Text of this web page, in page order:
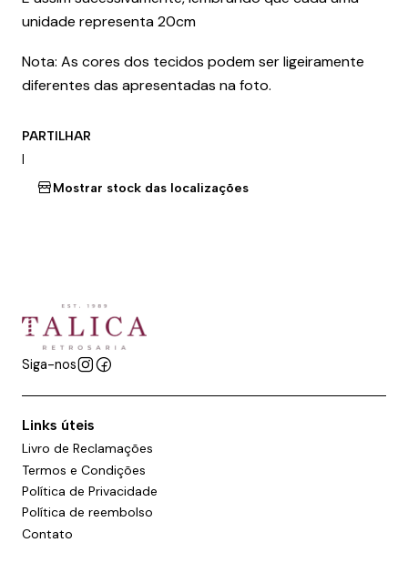
unidade representa 20cm
Nota: As cores dos tecidos podem ser ligeiramente
diferentes das apresentadas na foto.
PARTILHAR
|
Mostrar stock das localizações
Siga-nos
Links úteis
Livro de Reclamações
Termos e Condições
Política de Privacidade
Política de reembolso
Contato